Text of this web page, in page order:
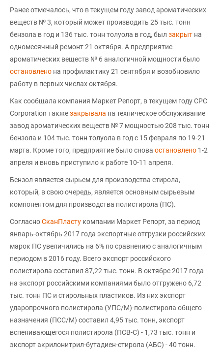
Ранее отмечалось, что в текущем году завод ароматических
веществ № 3, который может производить 25 тыс. тонн
бензола в год и 136 тыс. тонн толуола в год, был закрыт на
одномесячный ремонт 21 октября. А предприятие
ароматических веществ № 6 аналогичной мощности было
остановлено на профилактику 21 сентября и возобновило
работу в первых числах октября.
Как сообщала компания Маркет Репорт, в текущем году CPC
Corporation такжезакрывала на техническое обслуживание
завод ароматических веществ № 7 мощностью 208 тыс. тонн
бензола и 104 тыс. тонн толуола в год с 15 февраля по 19-21
марта. Кроме того, предприятие было снова остановлено 1-2
апреля и вновь приступило к работе 10-11 апреля.
Бензол является сырьем для производства стирола,
который, в свою очередь, является основным сырьевым
компонентом для производства полистирола (ПС).
СогласноСканПласту компании Маркет Репорт, за период
январь-октябрь 2017 года экспортные отгрузки российских
марок ПС увеличились на 6% по сравнению с аналогичным
периодом в 2016 году. Всего экспорт российского
полистирола составил 87,22 тыс. тонн. В октябре 2017 года
на экспорт российскими компаниями было отгружено 6,72
тыс. тонн ПС и стирольных пластиков. Из них экспорт
ударопрочного полистирола (УПС/М)-полистирола общего
назначения (ПСС/М) составил 4,95 тыс. тонн, экспорт
вспенивающегося полистирола (ПСВ-С) - 1,73 тыс. тонн и
экспорт акрилонитрил-бутадиен-стирола (АБС) - 40 тонн.